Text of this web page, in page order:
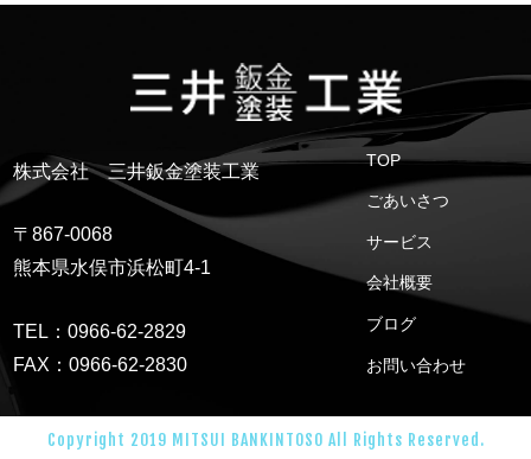
株式会社 三井鈑金塗装工業
〒867-0068
熊本県水俣市浜松町4-1
TEL：0966-62-2829
FAX：0966-62-2830
TOP
ごあいさつ
サービス
会社概要
ブログ
お問い合わせ
Copyright 2019 MITSUI BANKINTOSO All Rights Reserved.